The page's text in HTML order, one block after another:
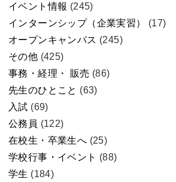
イベント情報 (245)
インターンシップ（企業実習）
(17)
オープンキャンパス (245)
その他 (425)
事務・経理・ 販売 (86)
先生のひとこと (63)
入試 (69)
公務員 (122)
在校生・卒業生へ (25)
学校行事・イベント (88)
学生 (184)